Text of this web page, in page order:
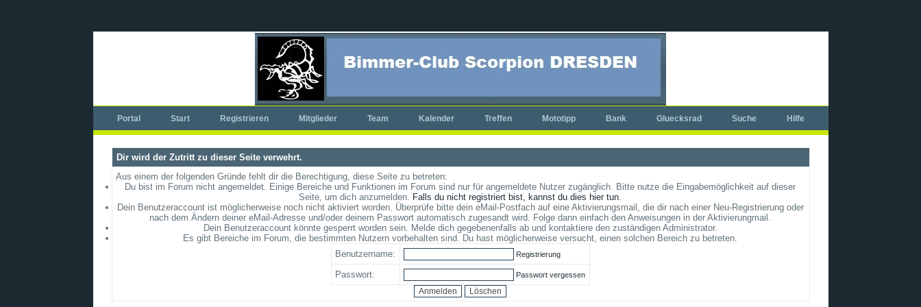
Portal Start Registrieren Mitglieder Team Kalender Treffen Mototipp Bank Gluecksrad Suche Hilfe
Dir wird der Zutritt zu dieser Seite verwehrt.
Aus einem der folgenden Gründe fehlt dir die Berechtigung, diese Seite zu betreten:
Du bist im Forum nicht angemeldet. Einige Bereiche und Funktionen im Forum sind nur für angemeldete Nutzer zugänglich. Bitte nutze die Eingabemöglichkeit auf dieser
Seite, um dich anzumelden. Falls du nicht registriert bist, kannst du dies hier tun.
Dein Benutzeraccount ist möglicherweise noch nicht aktiviert worden. Überprüfe bitte dein eMail-Postfach auf eine Aktivierungsmail, die dir nach einer Neu-Registrierung oder
nach dem Ändern deiner eMail-Adresse und/oder deinem Passwort automatisch zugesandt wird. Folge dann einfach den Anweisungen in der Aktivierungmail.
Dein Benutzeraccount könnte gesperrt worden sein. Melde dich gegebenenfalls ab und kontaktiere den zuständigen Administrator.
Es gibt Bereiche im Forum, die bestimmten Nutzern vorbehalten sind. Du hast möglicherweise versucht, einen solchen Bereich zu betreten.
Benutzername:
Registrierung
Passwort: Passwort vergessen